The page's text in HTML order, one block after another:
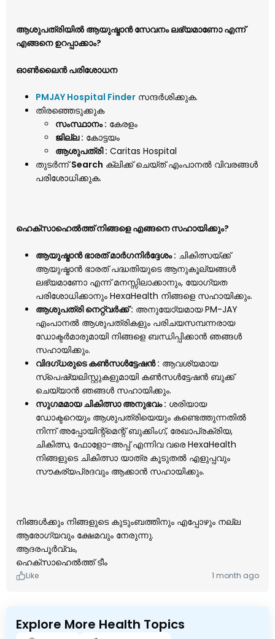
ആശുപത്രിയിൽ ആയുഷ്മാൻ സേവനം ലഭ്യമാണോ എന്ന്
എങ്ങനെ ഉറപ്പാക്കാം?
ഓൺലൈൻ പരിശോധന
PMJAY Hospital Finder സന്ദർശിക്കുക.
തിരഞ്ഞെടുക്കുക
സംസ്ഥാനം : കേരളം
ജില്ല : കോട്ടയം
ആശുപത്രി : Caritas Hospital
തുടർന്ന്Search ക്ലിക്ക് ചെയ്ത് എംപാനൽ വിവരങ്ങൾ
പരിശോധിക്കുക.
ഹെക്സാഹെൽത്ത് നിങ്ങളെ എങ്ങനെ സഹായിക്കും?
ആയുഷ്മാൻ ഭാരത് മാർഗനിർദ്ദേശം : ചികിത്സയ്ക്ക്
ആയുഷ്മാൻ ഭാരത് പദ്ധതിയുടെ ആനുകൂല്യങ്ങൾ
ലഭ്യമാണോ എന്ന് മനസ്സിലാക്കാനും, യോഗ്യത
പരിശോധിക്കാനും HexaHealth നിങ്ങളെ സഹായിക്കും.
ആശുപത്രി നെറ്റ്‌വർക്ക് : അനുയോ്യമായ PM-JAY
എംപാനൽ ആശുപത്രികളും പരിചയസമ്പന്നരായ
ഡോക്ടർമാരുമായി നിങ്ങളെ ബന്ധിപ്പിക്കാൻ ഞങ്ങൾ
സഹായിക്കും.
വിദഗ്ധരുടെ കൺസൾട്ടേഷൻ : ആവശ്യമായ
സ്പെഷ്യലിസ്റ്റുകളുമായി കൺസൾട്ടേഷൻ ബുക്ക്
ചെയ്യാൻ ഞങ്ങൾ സഹായിക്കും.
സുഗമമായ ചികിത്സാ അനുഭവം : ശരിയായ
ഡോക്ടറെയും ആശുപത്രിയെയും കണ്ടെത്തുന്നതിൽ
നിന്ന് അപ്പോയിന്റ്മെന്റ് ബുക്കിംഗ്, രേഖാപ്രക്രിയ,
ചികിത്സ, ഫോളോ-അപ്പ് എന്നിവ വരെ HexaHealth
നിങ്ങളുടെ ചികിത്സാ യാത്ര കൂടുതൽ എളുപ്പവും
സൗകര്യപ്രദവും ആക്കാൻ സഹായിക്കും.
നിങ്ങൾക്കും നിങ്ങളുടെ കുടുംബത്തിനും എപ്പോഴും നല്ല
ആരോഗ്യവും ക്ഷേമവും നേരുന്നു.
ആദരപൂർവ്വം,
ഹെക്സാഹെൽത്ത് ടീം
Like 1 month ago
Explore More Health Topics